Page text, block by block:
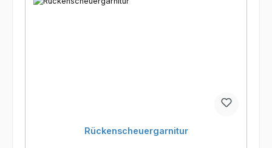
Rückenscheuergarnitur